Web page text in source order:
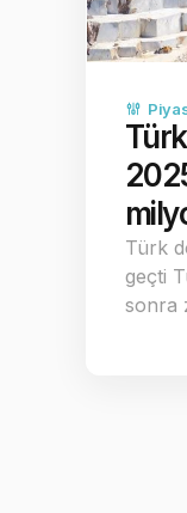
Türk
geçti
sonra